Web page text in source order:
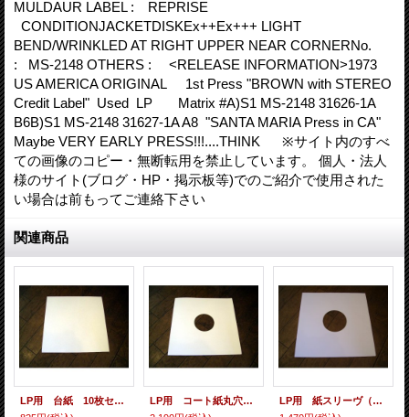
MULDAUR LABEL : REPRISE
CONDITIONJACKETDISKEx++Ex+++ LIGHT
BEND/WRINKLED AT RIGHT UPPER NEAR CORNERNo.
: MS-2148 OTHERS : <RELEASE INFORMATION>1973
US AMERICA ORIGINAL 1st Press "BROWN with STEREO
Credit Label" Used LP Matrix #A)S1 MS-2148 31626-1A
B6B)S1 MS-2148 31627-1A A8 "SANTA MARIA Press in CA"
Maybe VERY EARLY PRESS!!!....THINK ※サイト内のすべ
ての画像のコピー・無断転用を禁止しています。 個人・法人
様のサイト(ブログ・HP・掲示板等)でのご紹介で使用された
い場合は前もってご連絡下さい
関連商品
LP用 台紙 10枚セット
LP用 コート紙丸穴ジャケ 10枚セット
LP用 紙スリーヴ（レギュラー 四角の角） 10枚セット